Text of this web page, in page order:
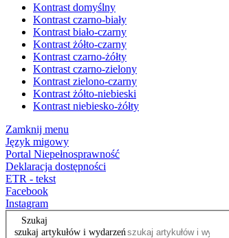
Kontrast domyślny
Kontrast czarno-biały
Kontrast biało-czarny
Kontrast żółto-czarny
Kontrast czarno-żółty
Kontrast czarno-zielony
Kontrast zielono-czarny
Kontrast żółto-niebieski
Kontrast niebiesko-żółty
Zamknij menu
Język migowy
Portal Niepełnosprawność
Deklaracja dostępności
ETR - tekst
Facebook
Instagram
Szukaj
szukaj artykułów i wydarzeń